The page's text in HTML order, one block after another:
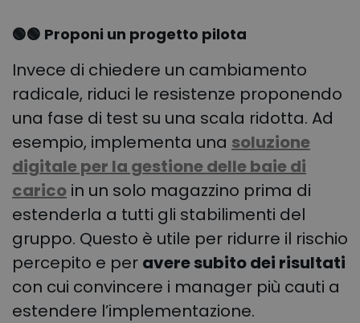
🟢🟢 Proponi un progetto pilota
Invece di chiedere un cambiamento
radicale, riduci le resistenze proponendo
una fase di test su una scala ridotta. Ad
esempio, implementa una soluzione
digitale per la gestione delle baie di
carico in un solo magazzino prima di
estenderla a tutti gli stabilimenti del
gruppo. Questo è utile per ridurre il rischio
percepito e per avere subito dei risultati
con cui convincere i manager più cauti a
estendere l’implementazione.